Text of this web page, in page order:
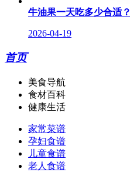
牛油果一天吃多少合适？
2026-04-19
首页
美食导航
食材百科
健康生活
家常菜谱
孕妇食谱
儿童食谱
老人食谱